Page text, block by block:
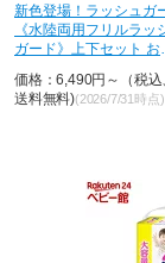
新色登場！ラッシュガ
《水陸両用フリルラッ
ガード》上下セット お
価格：6,490円～（税込
送料無料)(2026/7/31時点)